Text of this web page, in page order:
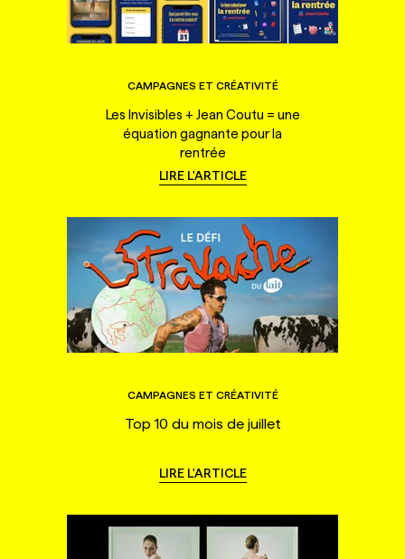
CAMPAGNES ET CRÉATIVITÉ
Les Invisibles + Jean Coutu = une
équation gagnante pour la
rentrée
LIRE L'ARTICLE
CAMPAGNES ET CRÉATIVITÉ
Top 10 du mois de juillet
LIRE L'ARTICLE